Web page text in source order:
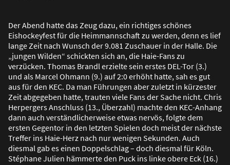
Der Abend hatte das Zeug dazu, ein richtiges schönes
Eishockeyfest für die Heimmannschaft zu werden, denn es lief
lange Zeit nach Wunsch der 9.081 Zuschauer in der Halle. Die
„jungen Wilden“ schickten sich an, die Haie-Fans zu
verzücken. Thomas Brandl erzielte sein erstes DEL-Tor (3.)
und als Marcel Ohmann (9.) auf 2:0 erhöht hatte, sah es gut
aus für den KEC. Da man Führungen aber zuletzt in kürzester
Zeit abgegeben hatte, trauten viele Fans der Sache nicht. Chris
Herpergers Anschluss (13., Überzahl) machte den KEC-Anhang
dann auch verständlicherweise etwas nervös, folgte dem
ersten Gegentor in den letzten Spielen doch meist der nächste
Treffer ins Haie-Herz nach nur wenigen Sekunden. Auch
diesmal gab es einen Doppelschlag – doch diesmal für Köln.
Stéphane Julien hämmerte den Puck ins linke obere Eck (16.)